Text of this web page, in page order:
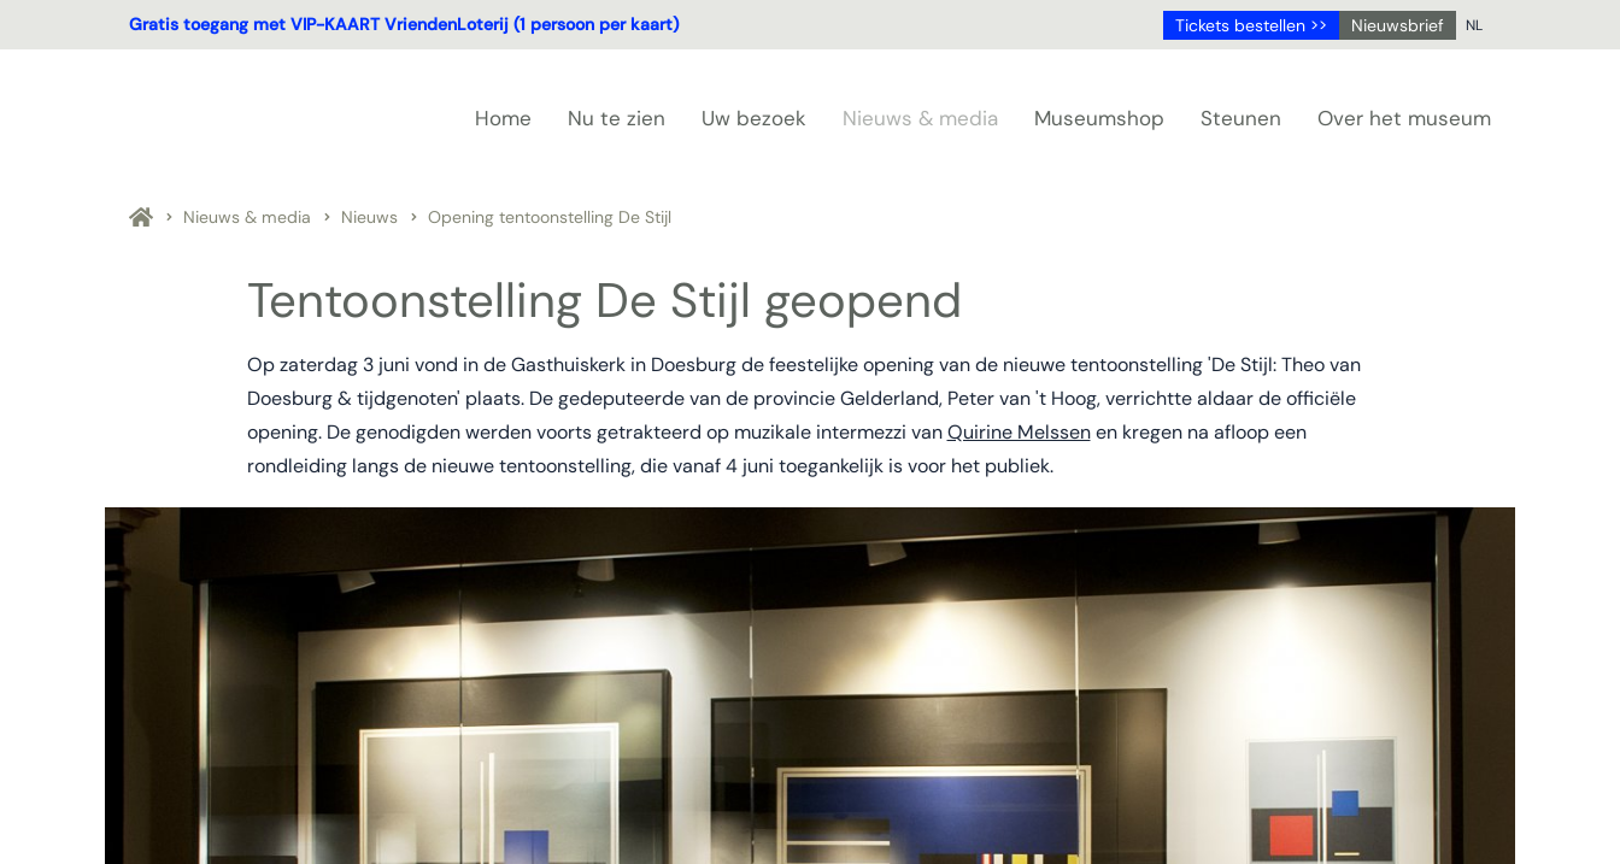
Gratis toegang met VIP-KAART VriendenLoterij (1 persoon per kaart) Tickets bestellen >> Nieuwsbrief NL
EN
Home Nu te zien Uw bezoek Nieuws & media Museumshop Steunen Over het museum
Nieuws & media Nieuws Opening tentoonstelling De Stijl
Tentoonstelling De Stijl geopend
Op zaterdag 3 juni vond in de Gasthuiskerk in Doesburg de feestelijke opening van de nieuwe tentoonstelling 'De Stijl: Theo van
Doesburg & tijdgenoten' plaats. De gedeputeerde van de provincie Gelderland, Peter van 't Hoog, verrichtte aldaar de officiële
opening. De genodigden werden voorts getrakteerd op muzikale intermezzi vanQuirine Melssenen kregen na afloop een
rondleiding langs de nieuwe tentoonstelling, die vanaf 4 juni toegankelijk is voor het publiek.